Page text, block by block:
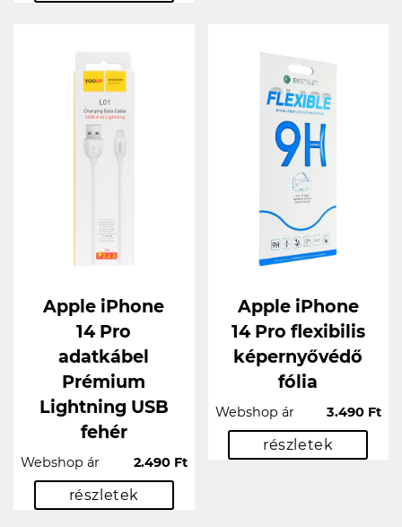
Apple iPhone
14 Pro
adatkábel
Prémium
Lightning USB
fehér
Webshop ár 2.490 Ft
részletek
Apple iPhone
14 Pro flexibilis
képernyővédő
fólia
Webshop ár 3.490 Ft
részletek